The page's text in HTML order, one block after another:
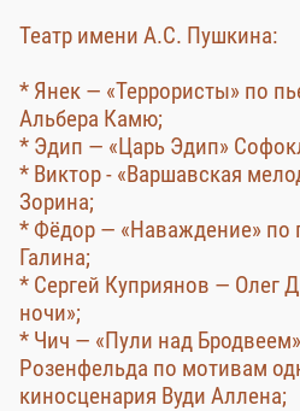
Театр имени А.С. Пушкина:
* Янек — «Террористы» по
Альбера Камю;
* Эдип — «Царь Эдип»
* Виктор - «Варшавская
Зорина;
* Фёдор — «Наваждение» по
Галина;
* Сергей Куприянов — Олег
ночи»;
* Чич — «Пули над
Розенфельда по мотивам
киносценария Вуди Аллена;